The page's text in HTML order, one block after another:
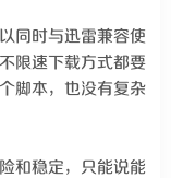
同时与迅雷兼容使
限速下载方式都要
脚本，也没有复杂
和稳定，只能说能